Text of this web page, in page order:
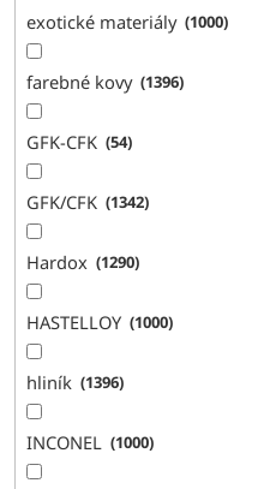
exotické materiály 1000
farebné kovy 1396
GFK-CFK 54
GFK/CFK 1342
Hardox 1290
HASTELLOY 1000
hliník 1396
INCONEL 1000